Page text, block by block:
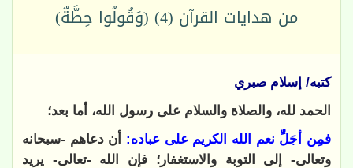
من هدايات القرآن (4) (وَقُولُوا حِطَّةٌ)
كتبه/ إسلام صبري
الحمد لله، والصلاة والسلام على رسول الله، أما بعد؛
فمِن أجَلِّ نعم الله الكريم على عباده: أن دعاهم -سبحانه
وتعالى- إلى التوبة والاستغفار؛ فإن الله -تعالى- يريد